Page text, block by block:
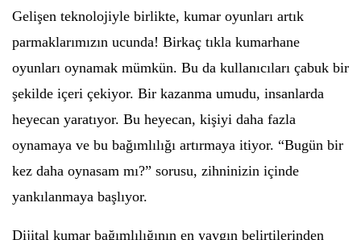
Gelişen teknolojiyle birlikte, kumar oyunları artık
parmaklarımızın ucunda! Birkaç tıkla kumarhane
oyunları oynamak mümkün. Bu da kullanıcıları çabuk bir
şekilde içeri çekiyor. Bir kazanma umudu, insanlarda
heyecan yaratıyor. Bu heyecan, kişiyi daha fazla
oynamaya ve bu bağımlılığı artırmaya itiyor. “Bugün bir
kez daha oynasam mı?” sorusu, zihninizin içinde
yankılanmaya başlıyor.
Dijital kumar bağımlılığının en yaygın belirtilerinden